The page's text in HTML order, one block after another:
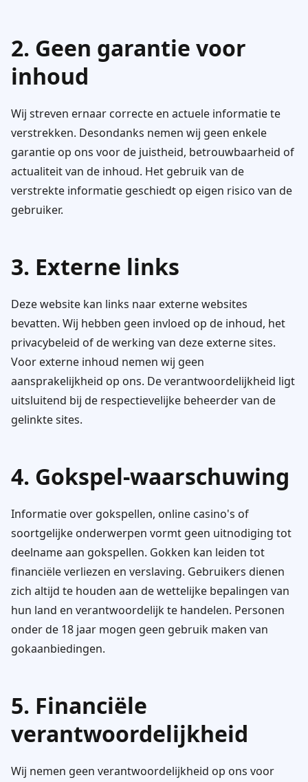
2. Geen garantie voor
inhoud
Wij streven ernaar correcte en actuele informatie te
verstrekken. Desondanks nemen wij geen enkele
garantie op ons voor de juistheid, betrouwbaarheid of
actualiteit van de inhoud. Het gebruik van de
verstrekte informatie geschiedt op eigen risico van de
gebruiker.
3. Externe links
Deze website kan links naar externe websites
bevatten. Wij hebben geen invloed op de inhoud, het
privacybeleid of de werking van deze externe sites.
Voor externe inhoud nemen wij geen
aansprakelijkheid op ons. De verantwoordelijkheid ligt
uitsluitend bij de respectievelijke beheerder van de
gelinkte sites.
4. Gokspel-waarschuwing
Informatie over gokspellen, online casino's of
soortgelijke onderwerpen vormt geen uitnodiging tot
deelname aan gokspellen. Gokken kan leiden tot
financiële verliezen en verslaving. Gebruikers dienen
zich altijd te houden aan de wettelijke bepalingen van
hun land en verantwoordelijk te handelen. Personen
onder de 18 jaar mogen geen gebruik maken van
gokaanbiedingen.
5. Financiële
verantwoordelijkheid
Wij nemen geen verantwoordelijkheid op ons voor